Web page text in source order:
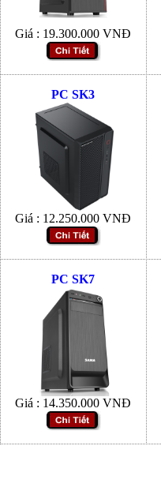
Giá : 19.300.000 VNĐ
PC SK3
Giá : 12.250.000 VNĐ
PC SK7
Giá : 14.350.000 VNĐ